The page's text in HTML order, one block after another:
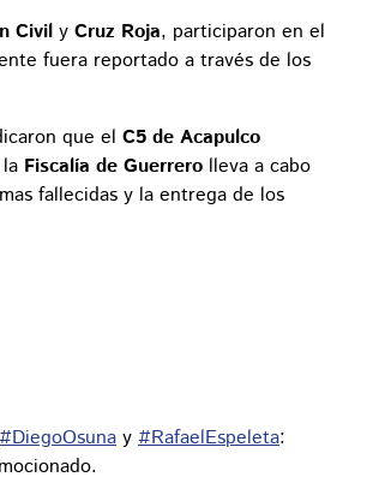
Civil y Cruz Roja, participaron en el
fuera reportado a través de los
que el C5 de Acapulco
Fiscalía de Guerrero lleva a cabo
fallecidas y la entrega de los
#DiegoOsuna y #RafaelEspeleta: